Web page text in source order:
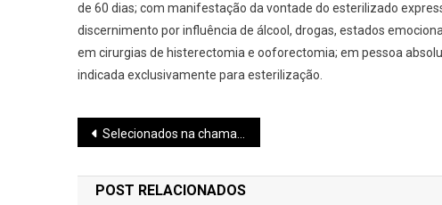
de 60 dias; com manifestação da vontade do esterilizado
discernimento por influência de álcool, drogas, estados
em cirurgias de histerectomia e ooforectomia; em pessoa
indicada exclusivamente para esterilização.
Navegação
de
Selecionados na chamada regular do Sisu podem se matricular até quarta
POST RELACIONADOS